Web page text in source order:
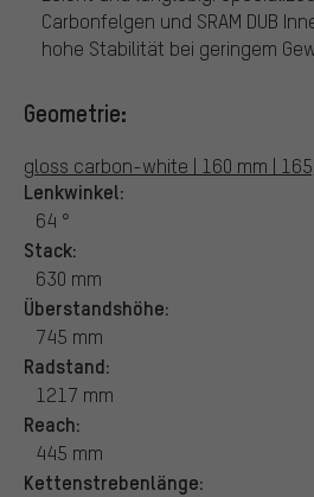
Carbonfelgen und SRAM DUB
hohe Stabilität bei geringem
Geometrie:
gloss carbon-white | 160 mm |
Lenkwinkel:
64 °
Stack:
630 mm
Überstandshöhe:
745 mm
Radstand:
1217 mm
Reach:
445 mm
Kettenstrebenlänge: